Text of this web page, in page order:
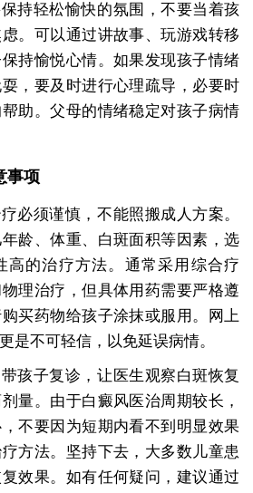
持轻松愉快的氛围，不要当着孩
。可以通过讲故事、玩游戏转移
持愉悦心情。如果发现孩子情绪
，要及时进行心理疏导，必要时
助。父母的情绪稳定对孩子病情
事项
必须谨慎，不能照搬成人方案。
龄、体重、白斑面积等因素，选
高的治疗方法。通常采用综合疗
理治疗，但具体用药需要严格遵
买药物给孩子涂抹或服用。网上
是不可轻信，以免延误病情。
孩子复诊，让医生观察白斑恢复
量。由于白癜风医治周期较长，
不要因为短期内看不到明显效果
方法。坚持下去，大多数儿童患
效果。如有任何疑问，建议通过